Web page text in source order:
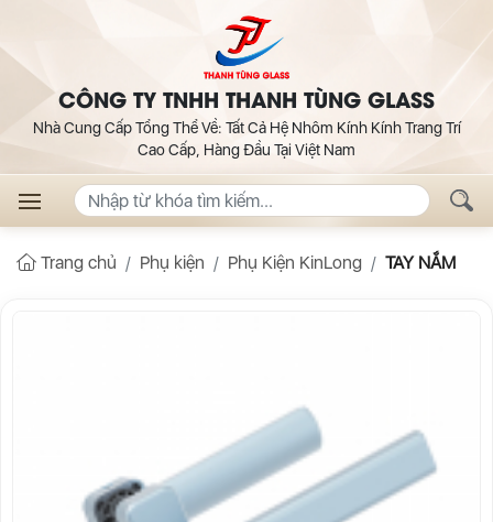
CÔNG TY TNHH THANH TÙNG GLASS
Nhà Cung Cấp Tổng Thể Về: Tất Cả Hệ Nhôm Kính Kính Trang Trí
Cao Cấp, Hàng Đầu Tại Việt Nam
Trang chủ Phụ kiện Phụ Kiện KinLong TAY NẮM